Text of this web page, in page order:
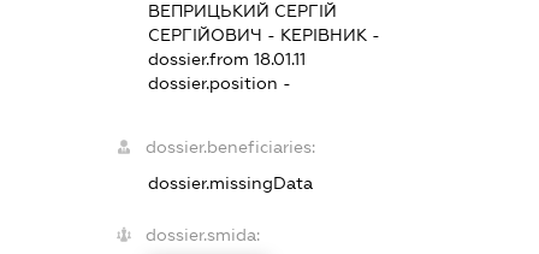
ВЕПРИЦЬКИЙ СЕРГІЙ
СЕРГІЙОВИЧ - КЕРІВНИК -
dossier.from 18.01.11
dossier.position -
dossier.beneficiaries:
dossier.missingData
dossier.smida: